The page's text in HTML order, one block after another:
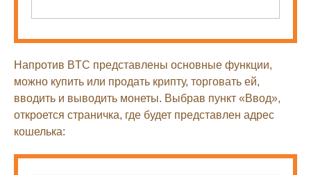
Напротив BTC представлены основные функции,
можно купить или продать крипту, торговать ей,
вводить и выводить монеты. Выбрав пункт «Ввод»,
откроется страничка, где будет представлен адрес
кошелька: